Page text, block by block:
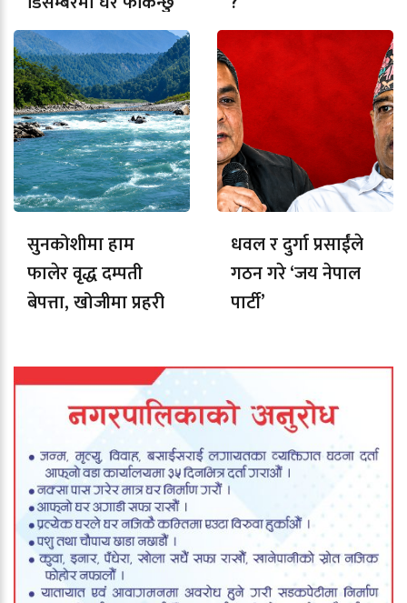
सुनकोशीमा हाम
फालेर वृद्ध दम्पती
बेपत्ता, खोजीमा प्रहरी
धवल र दुर्गा प्रसाईंले
गठन गरे ‘जय नेपाल
पार्टी’